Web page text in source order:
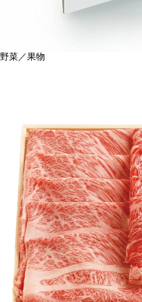
野菜／果物